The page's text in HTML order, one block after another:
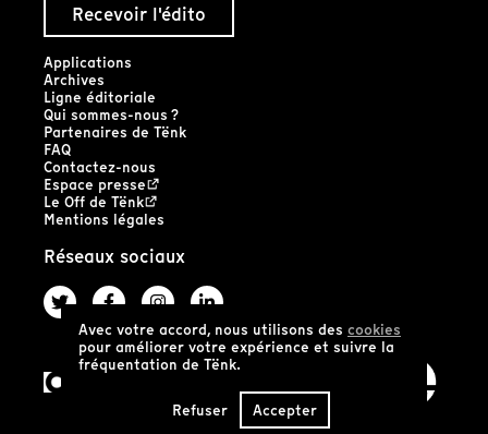
Avec votre accord, nous utilisons des cookies
pour améliorer votre expérience et suivre la
fréquentation de Tënk.
Refuser Accepter
Recevoir l'édito
Applications
Archives
Ligne éditoriale
Qui sommes-nous ?
Partenaires de Tënk
FAQ
Contactez-nous
Espace presse
Le Off de Tënk
Mentions légales
Réseaux sociaux